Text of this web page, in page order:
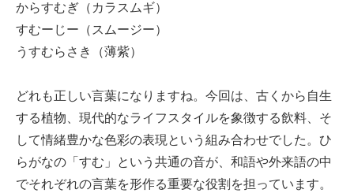
からすむぎ（カラスムギ）
すむーじー（スムージー）
うすむらさき（薄紫）
どれも正しい言葉になりますね。今回は、古くから自生
する植物、現代的なライフスタイルを象徴する飲料、そ
して情緒豊かな色彩の表現という組み合わせでした。ひ
らがなの「すむ」という共通の音が、和語や外来語の中
でそれぞれの言葉を形作る重要な役割を担っています。